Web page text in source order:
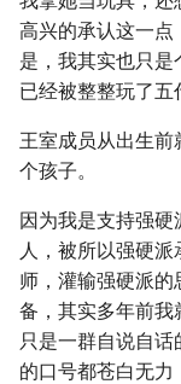
高兴的承认这一点
是，我其实也只是
已经被整整玩了五
王室成员从出生前
个孩子。
因为我是支持强
人，被所以强硬
师，灌输强硬派
备，其实多年前我
只是一群自说自
的口号都苍白无